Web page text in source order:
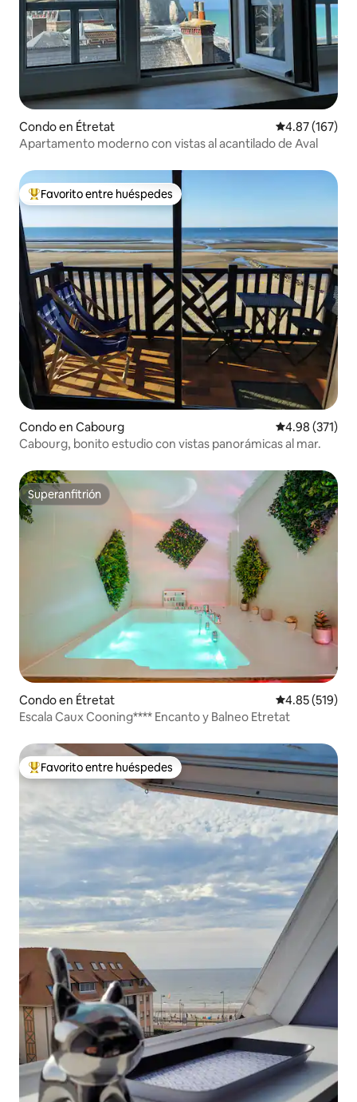
Condo en Étretat Calificación
4.87 (167)
Apartamento moderno con vistas al acantilado de Aval
Favorito entre huéspedes preferido
Favorito entre huéspedes
Condo en Cabourg Calificación
4.98 (371)
Cabourg, bonito estudio con vistas panorámicas al mar.
Superanfitrión
Superanfitrión
Condo en Étretat Calificación
4.85 (519)
Escala Caux Cooning**** Encanto y Balneo Etretat
Favorito entre huéspedes preferido
Favorito entre huéspedes